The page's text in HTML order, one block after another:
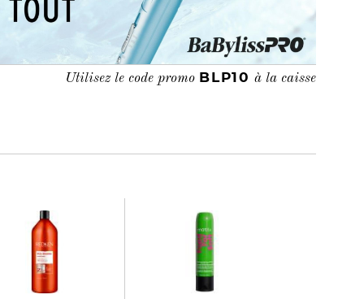
Utilisez le code promo BLP10 à la caisse